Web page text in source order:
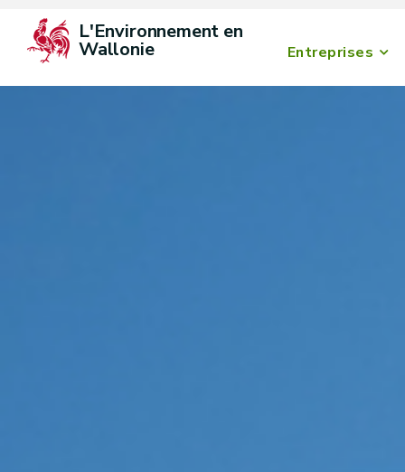
Entreprises
L'Environnement en
Wallonie